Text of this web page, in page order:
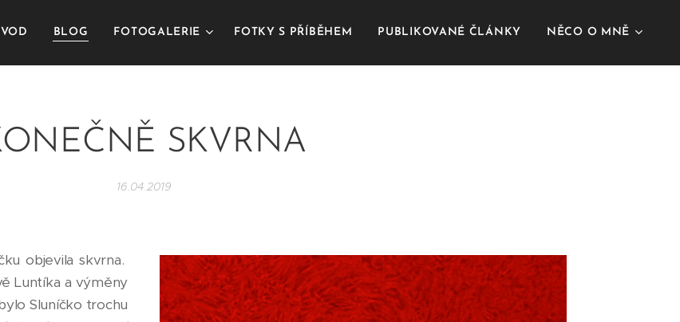
BLOG FOTOGALERIE FOTKY S PŘÍBĚHEM PUBLIKOVANÉ ČLÁNKY NĚCO O MNĚ
SKVRNA
16.04.2019
objevila skvrna.
Luntíka a výměny
Sluníčko trochu